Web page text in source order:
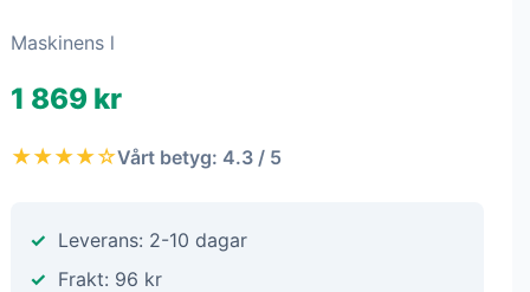
Maskinens l
1 869 kr
★★★★☆Vårt betyg: 4.3 / 5
Leverans: 2-10 dagar
Frakt: 96 kr